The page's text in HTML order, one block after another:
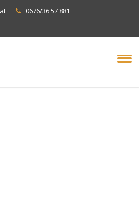
0676/36 57 881